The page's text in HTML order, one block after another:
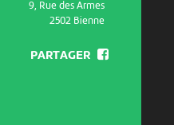
9, Rue des Armes
2502 Bienne
PARTAGER